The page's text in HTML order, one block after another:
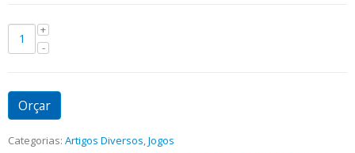
Orçar
Categorias: Artigos Diversos,Jogos